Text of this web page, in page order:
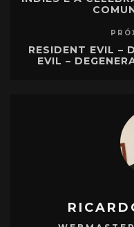
RESIDENT EVIL –
EVIL –